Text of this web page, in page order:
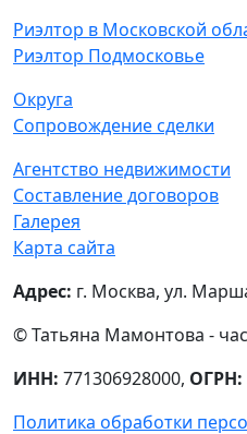
Риэлтор в Московской
Риэлтор Подмосковье
Округа
Сопровождение сделки
Агентство недвижимости
Составление договоров
Галерея
Карта сайта
Адрес: г. Москва, ул.
© Татьяна Мамонтова -
ИНН: 771306928000, ОГРН:
Политика обработки